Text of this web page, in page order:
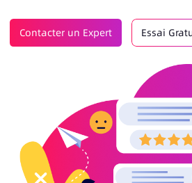
Contacter un Expert Essai